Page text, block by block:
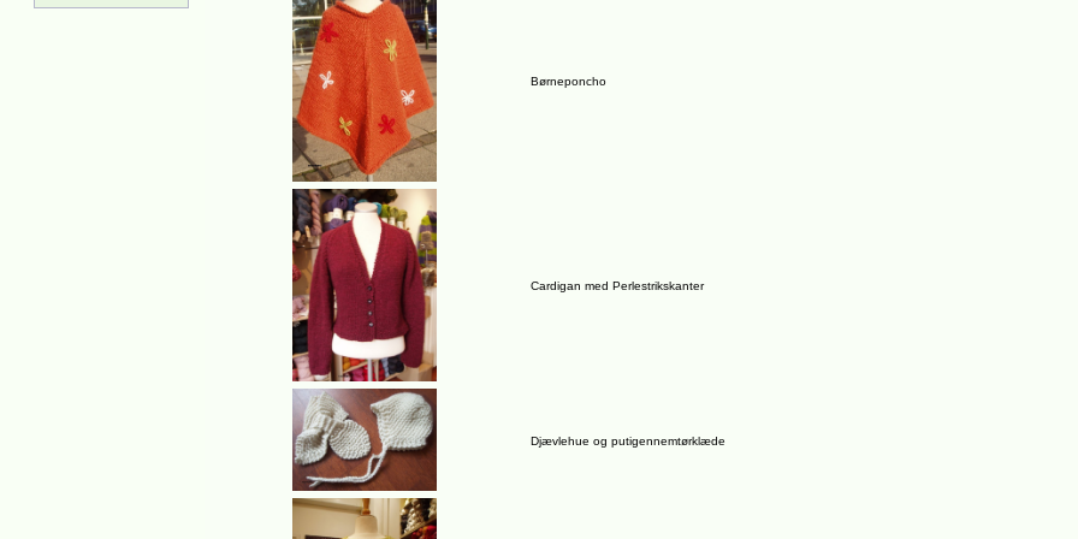
Børneponcho
Cardigan med Perlestrikskanter
Djævlehue og putigennemtørklæde